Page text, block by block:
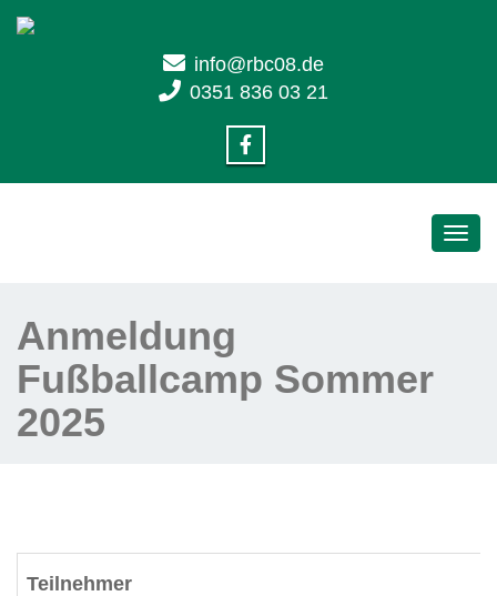
info@rbc08.de
0351 836 03 21
Anmeldung
Fußballcamp Sommer
2025
Teilnehmer